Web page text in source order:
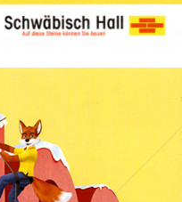
Bild-ID: 16235